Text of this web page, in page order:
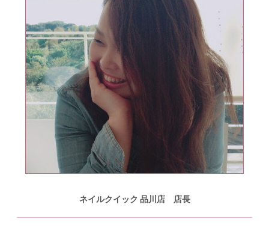
ネイルクイック 品川店 店長